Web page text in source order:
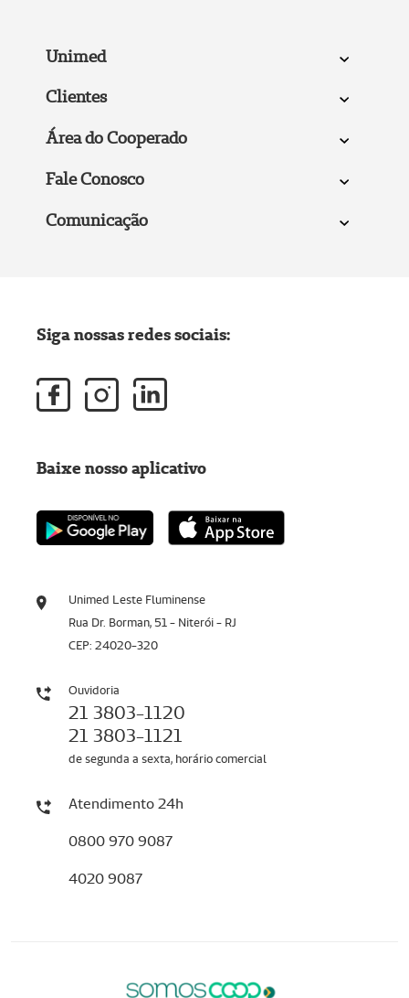
Unimed
Clientes
Área do Cooperado
Fale Conosco
Comunicação
Unimed Leste Fluminense
Rua Dr. Borman, 51 - Niterói - RJ
CEP: 24020-320
Ouvidoria
21 3803-1120
21 3803-1121
de segunda a sexta, horário comercial
Atendimento 24h
0800 970 9087
4020 9087
Siga nossas redes sociais:
Baixe nosso aplicativo